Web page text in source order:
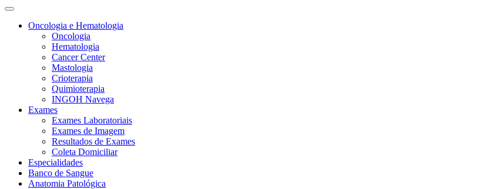
Oncologia e Hematologia
Oncologia
Hematologia
Cancer Center
Mastologia
Crioterapia
Quimioterapia
INGOH Navega
Exames
Exames Laboratoriais
Exames de Imagem
Resultados de Exames
Coleta Domiciliar
Especialidades
Banco de Sangue
Anatomia Patológica